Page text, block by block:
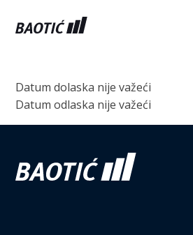
Datum dolaska nije važeći
Datum odlaska nije važeći